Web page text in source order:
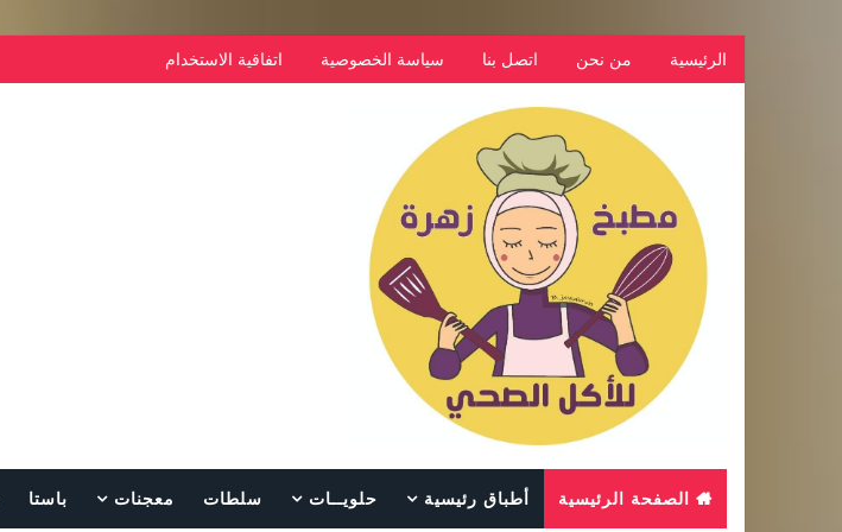
الرئيسية من نحن اتصل بنا سياسة الخصوصية اتفاقية الاستخدام
الصفحة الرئيسية أطباق رئيسية حلويــات سلطات معجنات باستا